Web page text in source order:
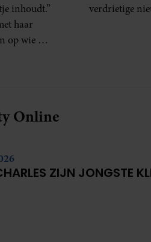
inhoudt.”
haar
op wie ze
verdrietige
Online
ZIJN JONGSTE